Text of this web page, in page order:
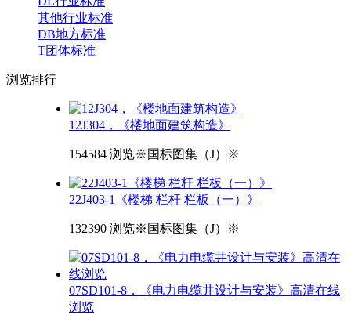
其他行业标准
DB地方标准
T团体标准
浏览排行
12J304，《楼地面建筑构造》
154584 浏览※国标图集（J）※
22J403-1《楼梯 栏杆 栏板（一）》
132390 浏览※国标图集（J）※
07SD101-8，《电力电缆井设计与安装》高清在线
浏览